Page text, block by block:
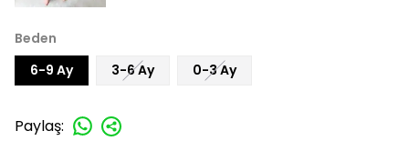
Beden
6-9 Ay
3-6 Ay 0-3 Ay
Paylaş: